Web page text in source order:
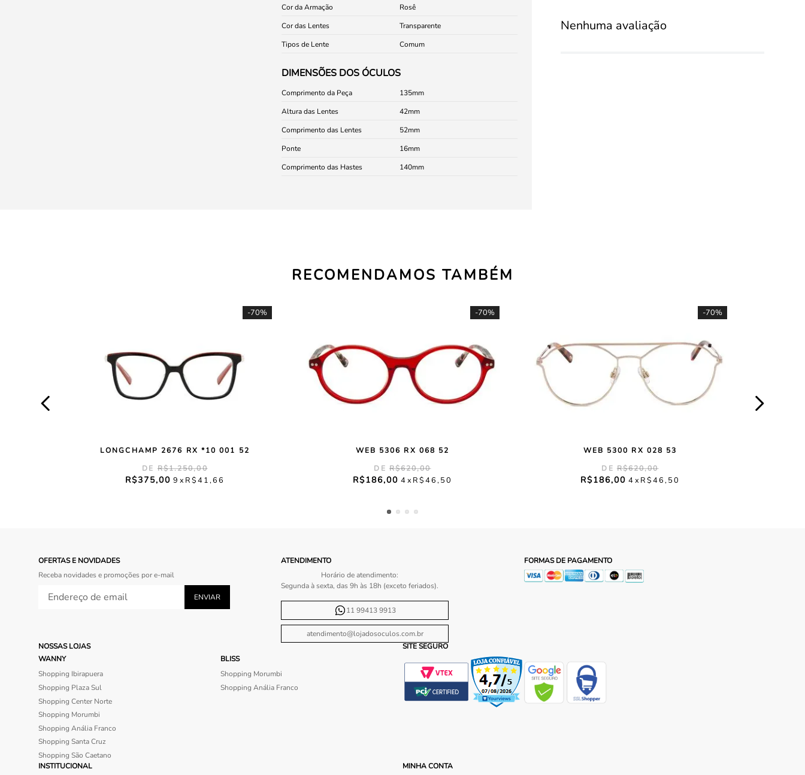
Cor da Armação
Rosê
Cor das Lentes
Transparente
Tipos de Lente
Comum
DIMENSÕES DOS ÓCULOS
Comprimento da Peça
135
Altura das Lentes
42
Comprimento das Lentes
52
Ponte
16
Comprimento das Hastes
140
Nenhuma avaliação
RECOMENDAMOS TAMBÉM
-70%
LONGCHAMP 2676 RX *10 001 52
R$1.250,00
R$375,00 9 R$41,66
-70%
WEB 5306 RX 068 52
R$620,00
R$186,00 4 R$46,50
-70%
WEB 5300 RX 028 53
R$620,00
R$186,00 4 R$46,50
OFERTAS E NOVIDADES
Receba novidades e promoções por e-mail
ATENDIMENTO
Horário de atendimento:
Segunda à sexta, das 9h às 18h (exceto feriados).
11 99413 9913
atendimento@lojadosoculos.com.br
FORMAS DE PAGAMENTO
NOSSAS LOJAS
WANNY
Shopping Ibirapuera
Shopping Plaza Sul
Shopping Center Norte
Shopping Morumbi
Shopping Anália Franco
Shopping Santa Cruz
Shopping São Caetano
BLISS
Shopping Morumbi
Shopping Anália Franco
SITE SEGURO
INSTITUCIONAL MINHA CONTA